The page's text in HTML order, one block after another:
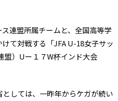
連盟所属チームと、全国高等学
て対戦する「JFA U-18女子サッ
盟）Uー１７W杯インド大会
しては、一昨年からケガが続い